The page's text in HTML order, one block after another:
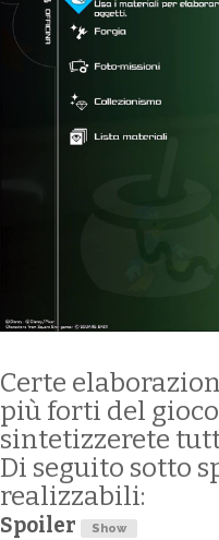
Certe
più forti del
sintetizzerete
Di seguito sotto
realizzabili:
Spoiler